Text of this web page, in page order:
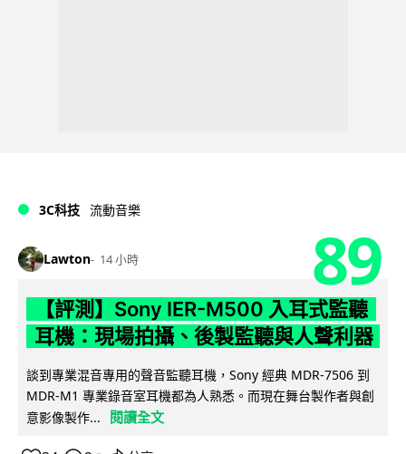
3C科技 流動音樂
Lawton 14 小時 89
【評測】Sony IER-M500 入耳式監聽
耳機：現場拍攝、後製監聽與人聲利器
談到專業混音專用的聲音監聽耳機，Sony 經典 MDR-7506 到
MDR-M1 專業錄音室耳機都為人熟悉。而現在舞台製作者與創
意影像製作...
閱讀全文